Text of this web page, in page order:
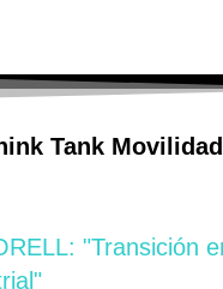
Tank Movilidad